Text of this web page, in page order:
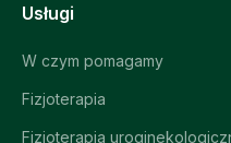
Usługi
W czym pomagamy
Fizjoterapia
Fizjoterapia